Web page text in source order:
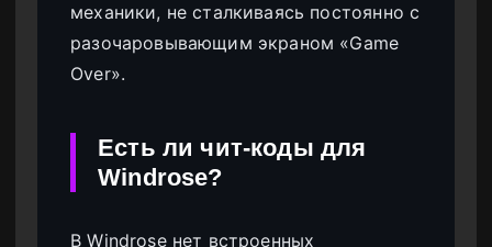
механики, не сталкиваясь постоянно с
разочаровывающим экраном «Game
Over».
Есть ли чит-коды для
Windrose?
В Windrose нет встроенных